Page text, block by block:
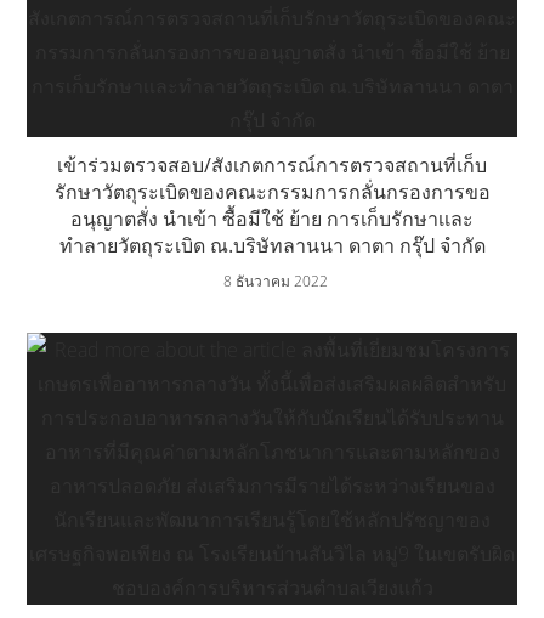
เข้าร่วมตรวจสอบ/สังเกตการณ์การตรวจสถานที่เก็บ
รักษาวัตถุระเบิดของคณะกรรมการกลั่นกรองการขอ
อนุญาตสั่ง นำเข้า ซื้อมีใช้ ย้าย การเก็บรักษาเเละ
ทำลายวัตถุระเบิด ณ.บริษัทลานนา ดาตา กรุ๊ป จำกัด
8 ธันวาคม 2022